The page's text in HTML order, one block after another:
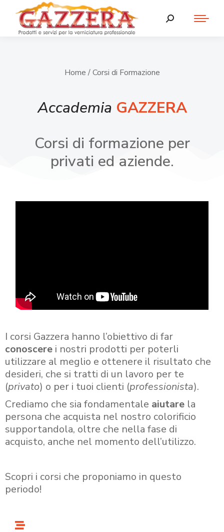
Home / Corsi di Formazione
Accademia GAZZERA
Corsi di formazione per
privati ed aziende.
I corsi Gazzera hanno l’obiettivo di far
conoscere i nostri prodotti per poterli
utilizzare al meglio e ottenere il risultato che
desideri, che si tratti di un lavoro per te
(privato) o per i tuoi clienti (professionista).
Crediamo che sia fondamentale aiutare la
persona che acquista nel nostro colorificio
supportandola, oltre che nella fase di
acquisto, anche nel momento dell’utilizzo.
Scopri i corsi che proponiamo in questo
periodo!